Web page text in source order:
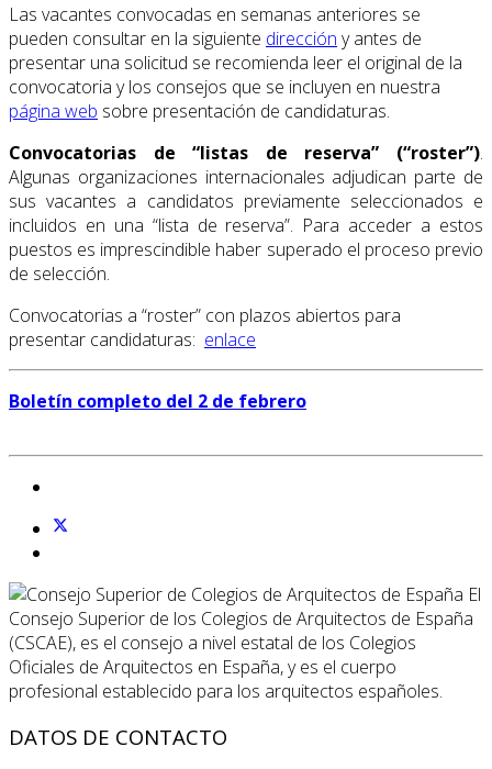
Las vacantes convocadas en semanas anteriores se
pueden consultar en la siguiente dirección y antes de
presentar una solicitud se recomienda leer el original de la
convocatoria y los consejos que se incluyen en nuestra
página web sobre presentación de candidaturas.
Convocatorias de “listas de reserva” (“roster”).
Algunas organizaciones internacionales adjudican parte de
sus vacantes a candidatos previamente seleccionados e
incluidos en una “lista de reserva”. Para acceder a estos
puestos es imprescindible haber superado el proceso previo
de selección.
Convocatorias a “roster” con plazos abiertos para
presentar candidaturas: enlace
Boletín completo del 2 de febrero
El
Consejo Superior de los Colegios de Arquitectos de España
(CSCAE), es el consejo a nivel estatal de los Colegios
Oficiales de Arquitectos en España, y es el cuerpo
profesional establecido para los arquitectos españoles.
DATOS DE CONTACTO